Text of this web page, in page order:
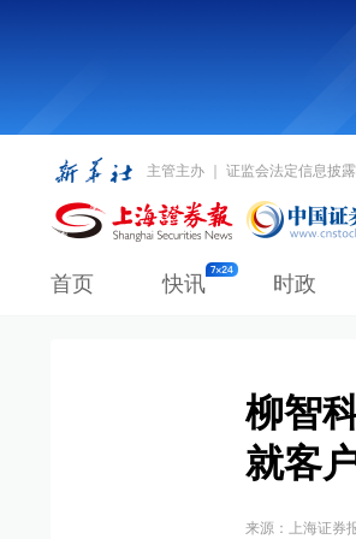
主管主办 ｜ 证监会法定信息披
首页 快讯 时政
柳智
就客
来源： 上海证券